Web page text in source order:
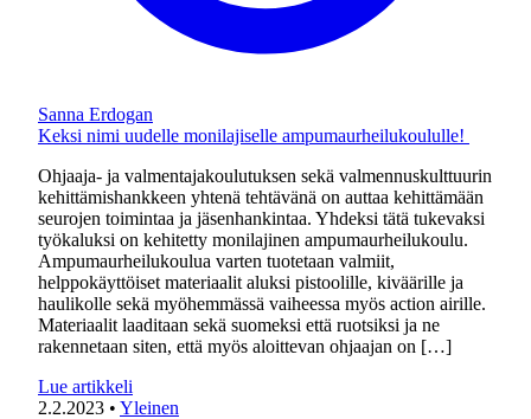
Sanna Erdogan
Keksi nimi uudelle monilajiselle ampumaurheilukoululle!
Ohjaaja- ja valmentajakoulutuksen sekä valmennuskulttuurin
kehittämishankkeen yhtenä tehtävänä on auttaa kehittämään
seurojen toimintaa ja jäsenhankintaa. Yhdeksi tätä tukevaksi
työkaluksi on kehitetty monilajinen ampumaurheilukoulu.
Ampumaurheilukoulua varten tuotetaan valmiit,
helppokäyttöiset materiaalit aluksi pistoolille, kiväärille ja
haulikolle sekä myöhemmässä vaiheessa myös action airille.
Materiaalit laaditaan sekä suomeksi että ruotsiksi ja ne
rakennetaan siten, että myös aloittevan ohjaajan on […]
Lue artikkeli
2.2.2023 • Yleinen